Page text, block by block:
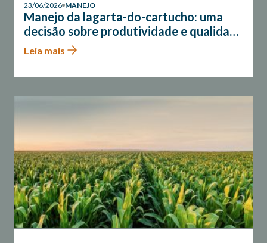
23/06/2026 MANEJO
Manejo da lagarta-do-cartucho: uma
decisão sobre produtividade e qualidade
do milho
Leia mais